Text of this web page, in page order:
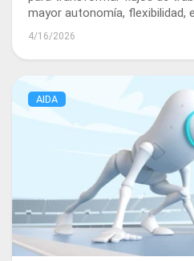
mayor autonomía, flexibilidad,
4/16/2026
AIDA